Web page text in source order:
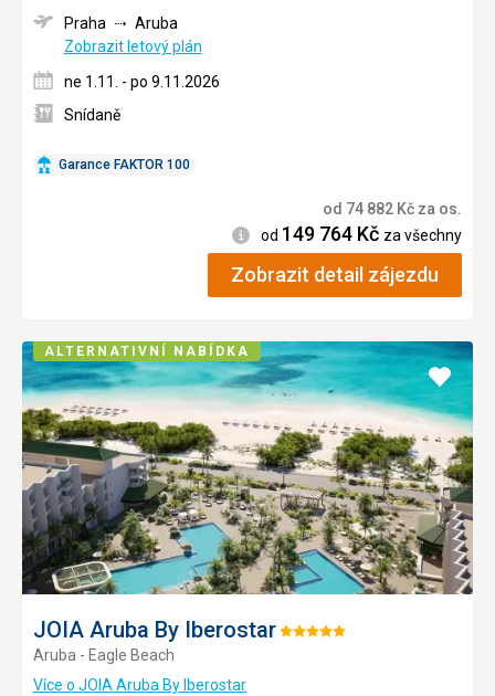
Garance FAKTOR 100
Praha
Aruba
Zobrazit letový plán
ne 1.11. - po 9.11.2026
Snídaně
od 74 882 Kč za os.
Informace
od 149 764 Kč za všechny
Zobrazit detail zájezdu
JOIA Aruba By IberostarHodnocení:
Aruba - Eagle Beach
Více o JOIA Aruba By Iberostar
Přidat
ALTERNATIVNÍ NABÍDKA